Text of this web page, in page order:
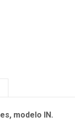
modelo IN.